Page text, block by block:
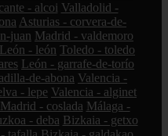
- alcoi Valladolid -
Asturias - corvera-de-
juan Madrid - valdemoro
León - león Toledo - toledo
León - garrafe-de-torío
de-abona Valencia -
- lepe Valencia - alginet
Madrid - coslada Málaga -
- deba Bizkaia - getxo